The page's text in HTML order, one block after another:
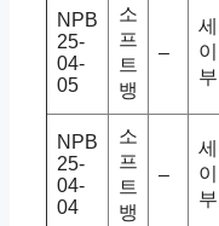
NPB
25-
04-
05
소
프
트
뱅
–
세
이
부
NPB
25-
04-
04
소
프
트
뱅
–
세
이
부